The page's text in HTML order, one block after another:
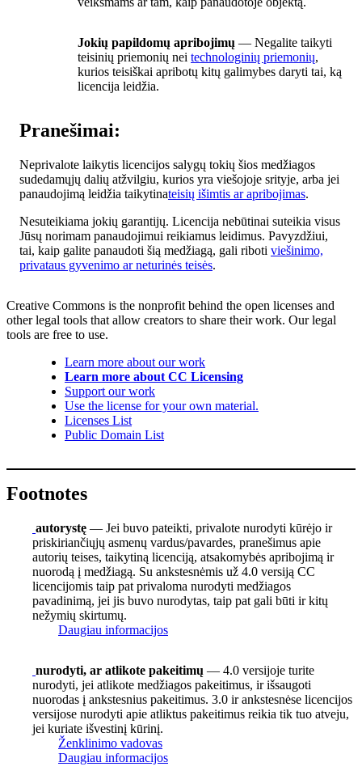
Jokių papildomų apribojimų — Negalite taikyti
teisinių priemonių nei technologinių priemonių,
kurios teisiškai apribotų kitų galimybes daryti tai, ką
licencija leidžia.
Pranešimai:
Neprivalote laikytis licencijos salygų tokių šios medžiagos
sudedamųjų dalių atžvilgiu, kurios yra viešojoje srityje, arba jei
panaudojimą leidžia taikytinateisių išimtis ar apribojimas.
Nesuteikiama jokių garantijų. Licencija nebūtinai suteikia visus
Jūsų norimam panaudojimui reikiamus leidimus. Pavyzdžiui,
tai, kaip galite panaudoti šią medžiagą, gali riboti viešinimo,
privataus gyvenimo ar neturinės teisės.
Creative Commons is the nonprofit behind the open licenses and
other legal tools that allow creators to share their work. Our legal
tools are free to use.
Learn more about our work
Learn more about CC Licensing
Support our work
Use the license for your own material.
Licenses List
Public Domain List
Footnotes
autorystę — Jei buvo pateikti, privalote nurodyti kūrėjo ir
priskiriančiųjų asmenų vardus/pavardes, pranešimus apie
autorių teises, taikytiną licenciją, atsakomybės apribojimą ir
nuorodą į medžiagą. Su ankstesnėmis už 4.0 versiją CC
licencijomis taip pat privaloma nurodyti medžiagos
pavadinimą, jei jis buvo nurodytas, taip pat gali būti ir kitų
nežymių skirtumų.
Daugiau informacijos
nurodyti, ar atlikote pakeitimų — 4.0 versijoje turite
nurodyti, jei atlikote medžiagos pakeitimus, ir išsaugoti
nuorodas į ankstesnius pakeitimus. 3.0 ir ankstesnėse licencijos
versijose nurodyti apie atliktus pakeitimus reikia tik tuo atveju,
jei kuriate išvestinį kūrinį.
Ženklinimo vadovas
Daugiau informacijos